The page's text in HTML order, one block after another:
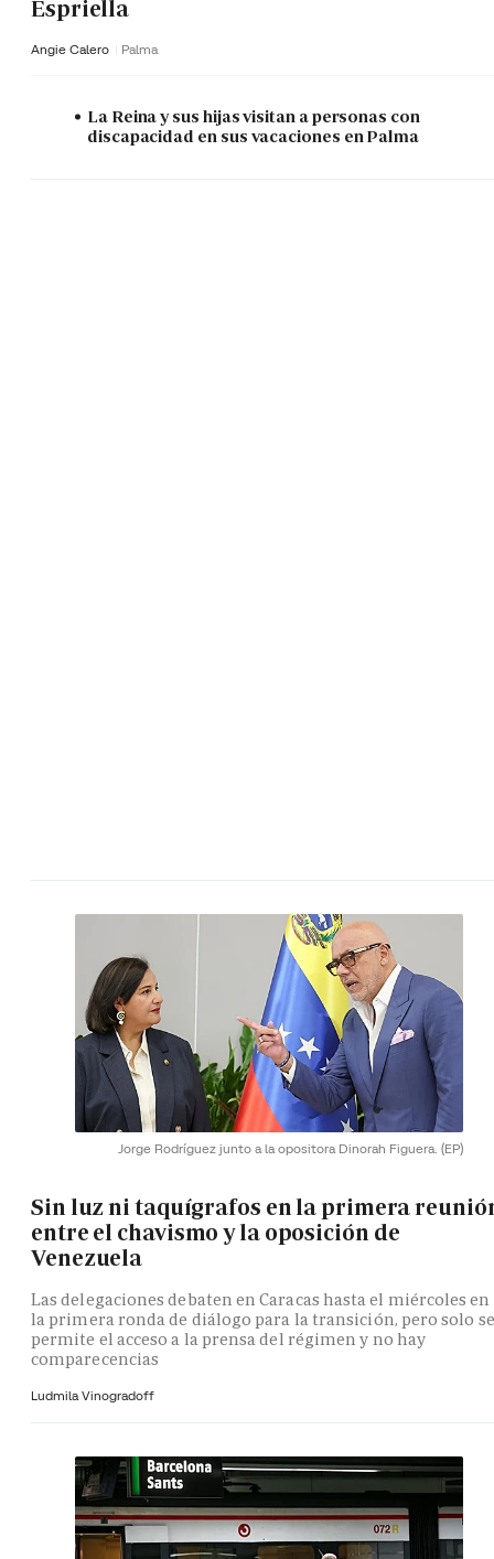
Espriella
Angie Calero Palma
La Reina y sus hijas visitan a personas con
discapacidad en sus vacaciones en Palma
Jorge Rodríguez junto a la opositora Dinorah Figuera. (EP)
Sin luz ni taquígrafos en la primera
entre el chavismo y la oposición de
Venezuela
Las delegaciones debaten en Caracas hasta el miércoles en
la primera ronda de diálogo para la transición, pero solo se
permite el acceso a la prensa del régimen y no hay
comparecencias
Ludmila Vinogradoff